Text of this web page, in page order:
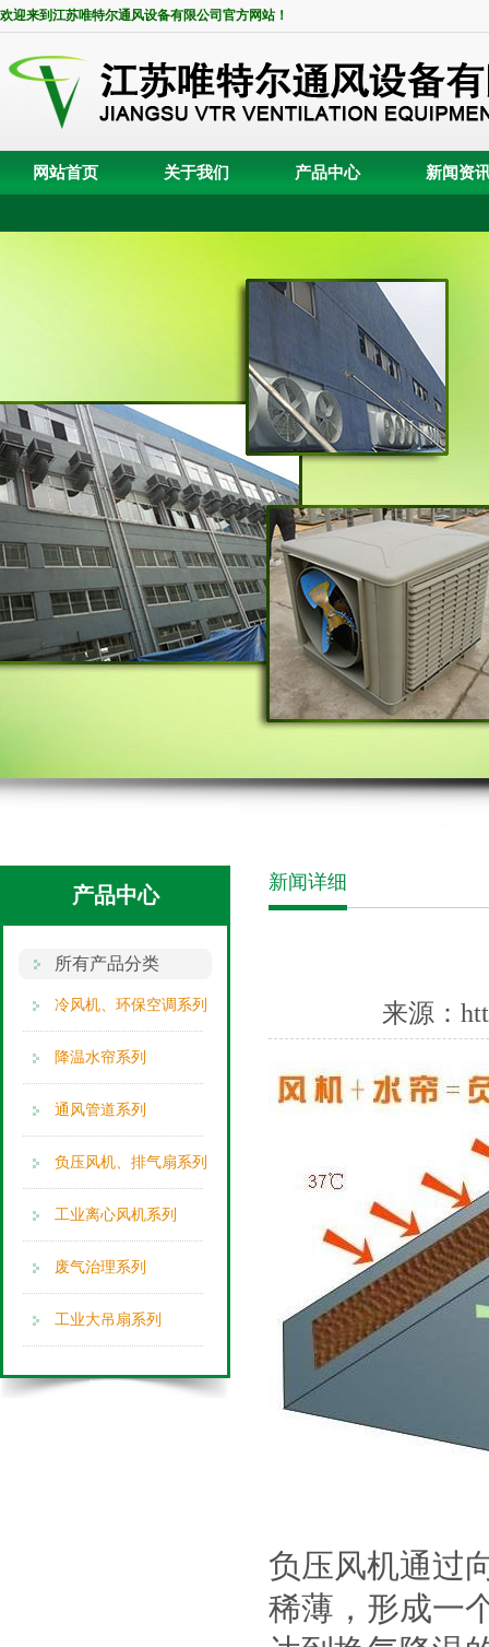
欢迎来到江苏唯特尔通风设备有限公司官方网站！
网站首页 关于我们 产品中心 新闻资
产品中心
所有产品分类
冷风机、环保空调系列
降温水帘系列
通风管道系列
负压风机、排气扇系列
工业离心风机系列
废气治理系列
工业大吊扇系列
新闻详细
来源：
负压风机通过
稀薄，形成一